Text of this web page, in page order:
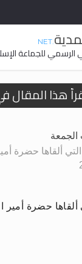
.NET
الرسمي للجماعة
هذا
هامّ لأفراد
هامّ لأفراد
ألقاها حضرة
حضرة أمير